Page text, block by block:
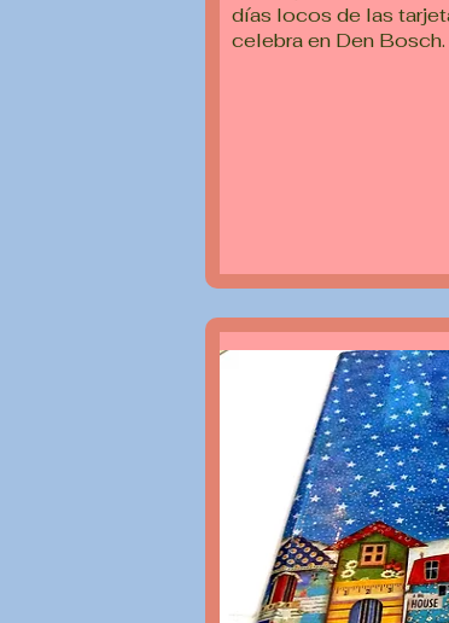
días locos de las
celebra en Den Bosch.